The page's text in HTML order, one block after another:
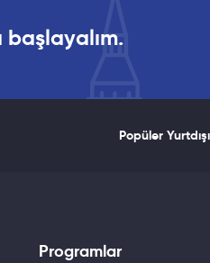
Popüler
Programlar